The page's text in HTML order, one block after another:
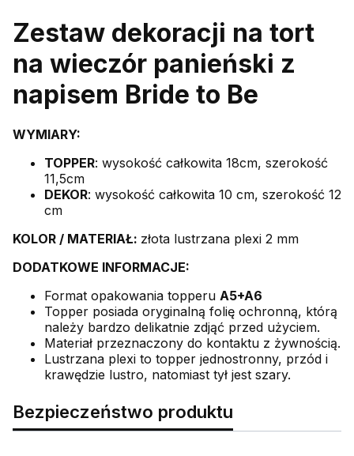
Zestaw dekoracji na tort
na wieczór panieński z
napisem Bride to Be
WYMIARY:
TOPPER: wysokość całkowita 18cm, szerokość
11,5cm
DEKOR: wysokość całkowita 10 cm, szerokość 12
cm
KOLOR / MATERIAŁ: złota lustrzana plexi 2 mm
DODATKOWE INFORMACJE:
Format opakowania topperu A5+A6
Topper posiada oryginalną folię ochronną, którą
należy bardzo delikatnie zdjąć przed użyciem.
Materiał przeznaczony do kontaktu z żywnością.
Lustrzana plexi to topper jednostronny, przód i
krawędzie lustro, natomiast tył jest szary.
Bezpieczeństwo produktu